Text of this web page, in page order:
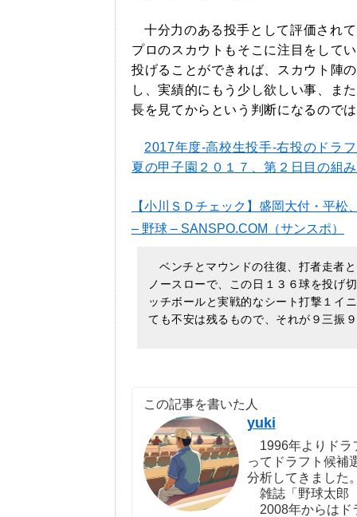
十分力のある投手として評価され
プロのスカウトもそこに注目をして
投げることができれば、スカウト陣
し、実績的にもう少し欲しい事、ま
長を見てからという判断になるので
2017年度-高校生投手-右投のドラ
夏の甲子園２０１７、第２日目の組
【小川ＳＤチェック】盛岡大付・平
– 野球 – SANSPO.COM（サンスポ）
ベンチとマウンドの往復、打者走者
ノースローで、この日１３６球を投げ
ッチボールと実戦的なシート打撃１イ
ても不安は残るもので、それが９三振
この記事を書いた人
yuki
1996年よりドラ
ってドラフト候補
分析してきました
雑誌「野球太郎
2008年からはド